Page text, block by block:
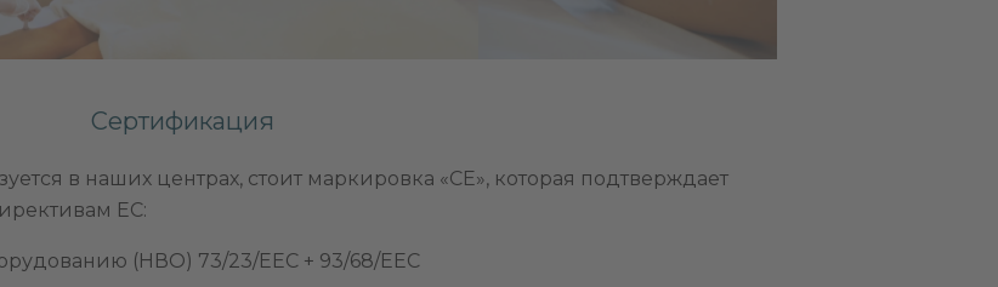
Сертификация
в наших центрах, стоит маркировка «CE», которая подтверждает
ЕС:
(НВО) 73/23/EEC + 93/68/EEC